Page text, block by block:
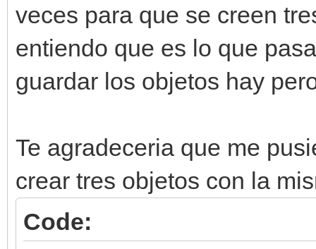
veces para que se creen
entiendo que es lo que
guardar los objetos hay
Te agradeceria que me
crear tres objetos con la
Code: